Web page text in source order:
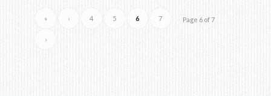
Page 6 of 7
« ‹ 4 5 6 7
›